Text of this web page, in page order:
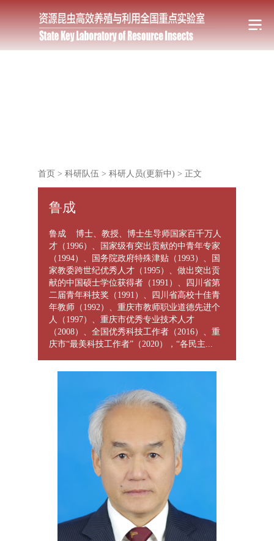
首页 > 科研队伍 > 科研人员(更新中) > 正文
鲁成
鲁成 博士、教授、博士生导师国家百千万人
才（1996）、国家级有突出贡献的中青年专家
（1994）、国务院政府特殊津贴（1993）、国
家教委跨世纪优秀人才（1995）、做出突出贡
献的中国硕士学位获得者（1991）、四川省第
二届青年科技奖（1991）、四川省高校十佳青
年教师（1992）、重庆市教师职业道德先进个
人（1997）、重庆市优秀专业技术人才
（2008）、全国优秀科技工作者（2016）、重
庆市“最美科技工作者”（2020），“各民主...